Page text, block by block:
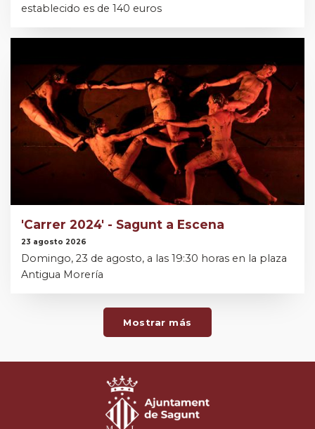
establecido es de 140 euros
'Carrer 2024' - Sagunt a Escena
23 agosto 2026
Domingo, 23 de agosto, a las 19:30 horas en la plaza
Antigua Morería
Mostrar más